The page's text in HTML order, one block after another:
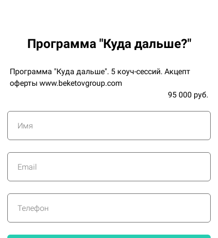
Программа "Куда дальше?"
Программа "Куда дальше". 5 коуч-сессий. Акцепт
оферты www.beketovgroup.com
95 000 руб.